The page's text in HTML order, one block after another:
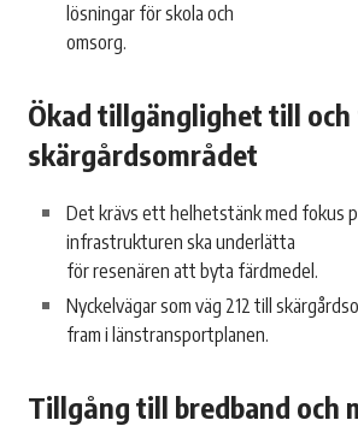
lösningar för skola och
omsorg.
Ökad tillgänglighet till
skärgårdsområdet
Det krävs ett helhetstänk med fokus
infrastrukturen ska underlätta
för resenären att byta färdmedel.
Nyckelvägar som väg 212 till
fram i länstransportplanen.
Tillgång till bredband och